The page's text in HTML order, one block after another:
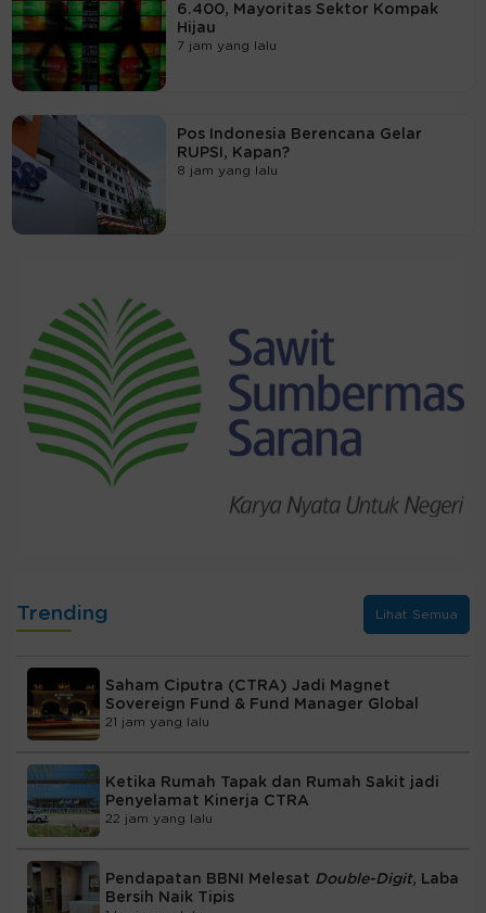
6.400, Mayoritas Sektor Kompak
Hijau
7 jam yang lalu
Pos Indonesia Berencana Gelar
RUPSI, Kapan?
8 jam yang lalu
Trending Lihat Semua
Saham Ciputra (CTRA) Jadi Magnet
Sovereign Fund & Fund Manager Global
21 jam yang lalu
Ketika Rumah Tapak dan Rumah Sakit jadi
Penyelamat Kinerja CTRA
22 jam yang lalu
Pendapatan BBNI Melesat Double-Digit, Laba
Bersih Naik Tipis